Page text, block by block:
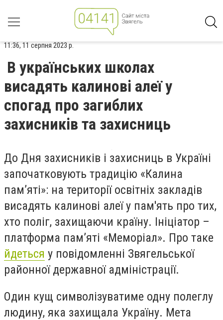
11:36, 11 серпня 2023 р.
В українських школах
висадять калинові алеї у
спогад про загиблих
захисників та захисниць
До Дня захисників і захисниць в Україні
започатковують традицію «Калина
пам’яті»: на території освітніх закладів
висадять калинові алеї у пам'ять про тих,
хто поліг, захищаючи країну. Ініціатор –
платформа пам’яті «Меморіал». Про таке
йдеться у повідомленні Звягельської
районної державної адміністрації.
Один кущ символізуватиме одну полеглу
людину, яка захищала Україну. Мета